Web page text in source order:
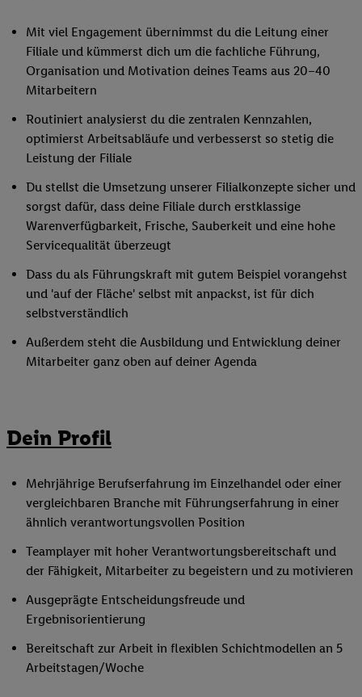
Mit viel Engagement übernimmst du die Leitung einer
Filiale und kümmerst dich um die fachliche Führung,
Organisation und Motivation deines Teams aus 20–40
Mitarbeitern
Routiniert analysierst du die zentralen Kennzahlen,
optimierst Arbeitsabläufe und verbesserst so stetig die
Leistung der Filiale
Du stellst die Umsetzung unserer Filialkonzepte sicher und
sorgst dafür, dass deine Filiale durch erstklassige
Warenverfügbarkeit, Frische, Sauberkeit und eine hohe
Servicequalität überzeugt
Dass du als Führungskraft mit gutem Beispiel vorangehst
und 'auf der Fläche' selbst mit anpackst, ist für dich
selbstverständlich
Außerdem steht die Ausbildung und Entwicklung deiner
Mitarbeiter ganz oben auf deiner Agenda
Dein Profil
Mehrjährige Berufserfahrung im Einzelhandel oder einer
vergleichbaren Branche mit Führungserfahrung in einer
ähnlich verantwortungsvollen Position
Teamplayer mit hoher Verantwortungsbereitschaft und
der Fähigkeit, Mitarbeiter zu begeistern und zu motivieren
Ausgeprägte Entscheidungsfreude und
Ergebnisorientierung
Bereitschaft zur Arbeit in flexiblen Schichtmodellen an 5
Arbeitstagen/Woche